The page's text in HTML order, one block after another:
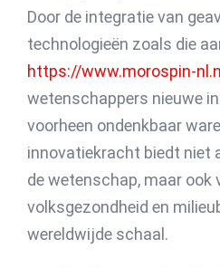
Door de integratie van
technologieën zoals die
https://www.morospin-
wetenschappers nieuwe
voorheen ondenkbaar
innovatiekracht biedt niet
de wetenschap, maar ook
volksgezondheid en
wereldwijde schaal.